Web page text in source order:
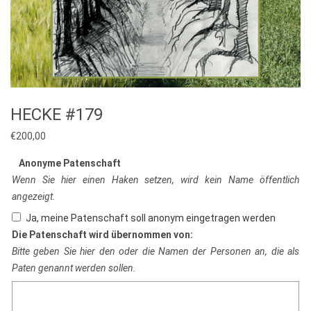
HECKE #179
€200,00
Anonyme Patenschaft
Wenn Sie hier einen Haken setzen, wird kein Name öffentlich
angezeigt.
Ja, meine Patenschaft soll anonym eingetragen werden
Die Patenschaft wird übernommen von:
Bitte geben Sie hier den oder die Namen der Personen an, die als
Paten genannt werden sollen.